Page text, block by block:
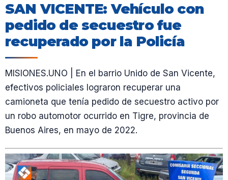
SAN VICENTE: Vehículo con
pedido de secuestro fue
recuperado por la Policía
MISIONES.UNO | En el barrio Unido de San Vicente,
efectivos policiales lograron recuperar una
camioneta que tenía pedido de secuestro activo por
un robo automotor ocurrido en Tigre, provincia de
Buenos Aires, en mayo de 2022.